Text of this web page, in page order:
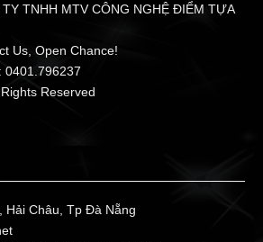
TY TNHH MTV CÔNG NGHỆ ĐIỂM TỰA
Us, Open Chance!
0401.796237
Reserved
Hải Châu, Tp Đà Nẵng